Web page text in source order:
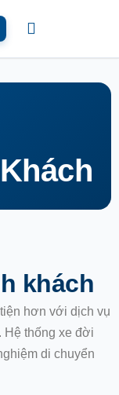
khách
hơn với dịch vụ
thống xe đời
di chuyển